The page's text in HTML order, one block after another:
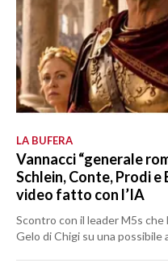
LA BUFERA
Vannacci “generale
Schlein, Conte, Prodi
video fatto con l’IA
Scontro con il leader M5s che
Gelo di Chigi su una possibile